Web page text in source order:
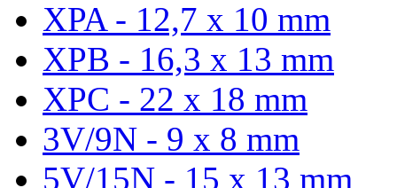
XPA - 12,7 x 10 mm
XPB - 16,3 x 13 mm
XPC - 22 x 18 mm
3V/9N - 9 x 8 mm
5V/15N - 15 x 13 mm